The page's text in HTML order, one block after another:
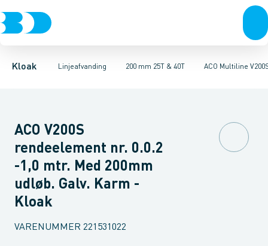
Kloak Linjeafvanding
Rør & fittingsBrøndeBrøndgodsLinjeafvanding Tanke,
200 mm 25T & 40T
100 mm 1,5T, 12,5T & 25T 100 mm 25T & 40T 100 mm 90T 150
ACO Multiline
ULMA MULTIV+ 200. Galvaniseret ULMA MULTIV+ 200.
ACO V200S
rendeelement nr. 0.0.2
-1,0 mtr. Med 200mm
udløb. Galv. Karm -
Kloak
VARENUMMER 221531022